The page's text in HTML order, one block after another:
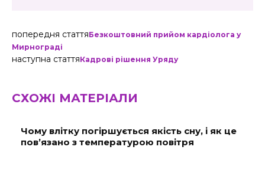
попередня статтяБезкоштовний прийом кардіолога у
Мирнограді
наступна статтяКадрові рішення Уряду
СХОЖІ МАТЕРІАЛИ
Чому влітку погіршується якість сну, і як це
пов’язано з температурою повітря